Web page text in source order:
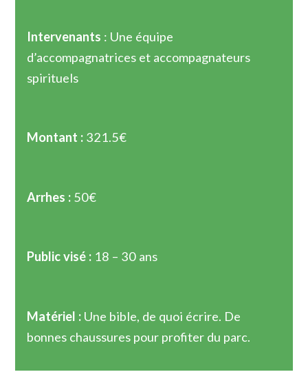
Intervenants : Une équipe
d’accompagnatrices et accompagnateurs
spirituels
Montant : 321.5€
Arrhes : 50€
Public visé : 18 – 30 ans
Matériel : Une bible, de quoi écrire. De
bonnes chaussures pour profiter du parc.